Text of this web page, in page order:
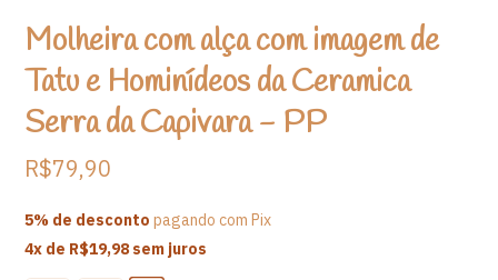
Molheira com alça com imagem de
Tatu e Hominídeos da Ceramica
Serra da Capivara - PP
R$79,90
5% de desconto pagando com Pix
4x de R$19,98sem juros